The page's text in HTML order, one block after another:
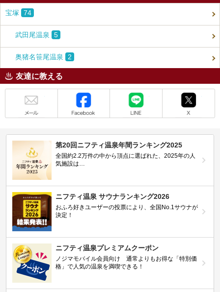
宝塚 74
武田尾温泉 5
奥猪名笹尾温泉 2
友達に教える
第20回ニフティ温泉年間ランキング2025
全国約2.2万件の中から頂点に選ばれた、2025年の人
気施設は…
ニフティ温泉 サウナランキング2026
おふろ好きユーザーの投票により、全国No.1サウナが
決定！
ニフティ温泉プレミアムクーポン
ノジマモバイル会員向け 通常よりもお得な「特別価
格」で人気の温泉を満喫できる！